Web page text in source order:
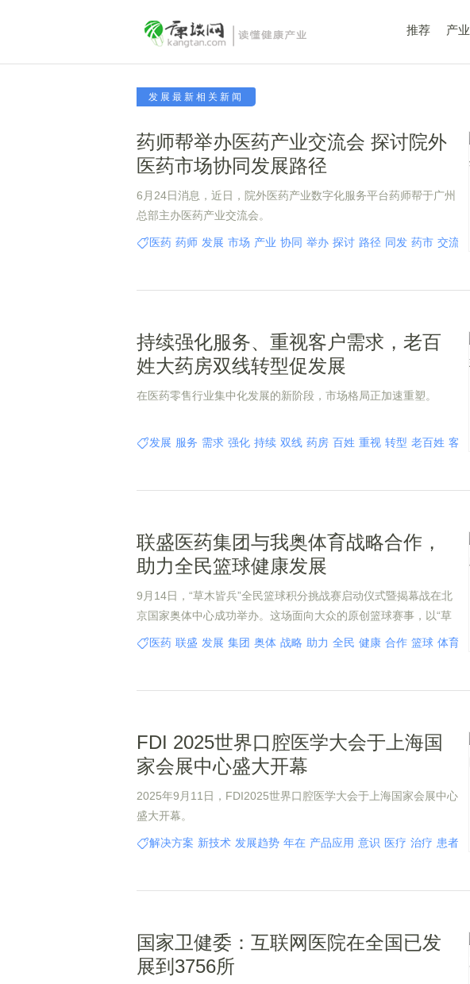
推荐 产业
发展最新相关新闻
药师帮举办医药产业交流会 探讨院外
医药市场协同发展路径
6月24日消息，近日，院外医药产业数字化服务平台药师帮于广州
总部主办医药产业交流会。
医药 药师 发展 市场 产业 协同 举办 探讨 路径 同发 药市 交流会
持续强化服务、重视客户需求，老百
姓大药房双线转型促发展
在医药零售行业集中化发展的新阶段，市场格局正加速重塑。
发展 服务 需求 强化 持续 双线 药房 百姓 重视 转型 老百姓 客户
联盛医药集团与我奥体育战略合作，
助力全民篮球健康发展
9月14日，“草木皆兵”全民篮球积分挑战赛启动仪式暨揭幕战在北
京国家奥体中心成功举办。这场面向大众的原创篮球赛事，以“草
木皆兵”为主题，寓意着每一位篮球爱好者都能投身其中，共享这
医药 联盛 发展 集团 奥体 战略 助力 全民 健康 合作 篮球 体育
FDI 2025世界口腔医学大会于上海国
家会展中心盛大开幕
2025年9月11日，FDI2025世界口腔医学大会于上海国家会展中心
盛大开幕。
解决方案 新技术 发展趋势 年在 产品应用 意识 医疗 治疗 患者
国家卫健委：互联网医院在全国已发
展到3756所